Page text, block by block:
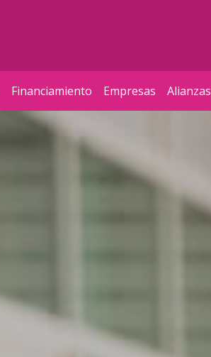
Financiamiento Empresas Alianzas